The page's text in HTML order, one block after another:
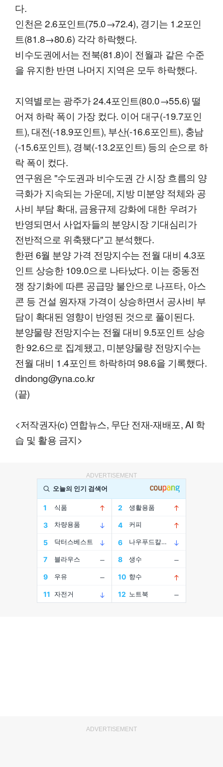
다.
인천은 2.6포인트(75.0→72.4), 경기는 1.2포인
트(81.8→80.6) 각각 하락했다.
비수도권에서는 전북(81.8)이 전월과 같은 수준
을 유지한 반면 나머지 지역은 모두 하락했다.
지역별로는 광주가 24.4포인트(80.0→55.6) 떨
어져 하락 폭이 가장 컸다. 이어 대구(-19.7포인
트), 대전(-18.9포인트), 부산(-16.6포인트), 충남
(-15.6포인트), 경북(-13.2포인트) 등의 순으로 하
락 폭이 컸다.
연구원은 "수도권과 비수도권 간 시장 흐름의 양
극화가 지속되는 가운데, 지방 미분양 적체와 공
사비 부담 확대, 금융규제 강화에 대한 우려가
반영되면서 사업자들의 분양시장 기대심리가
전반적으로 위축됐다"고 분석했다.
한편 6월 분양 가격 전망지수는 전월 대비 4.3포
인트 상승한 109.0으로 나타났다. 이는 중동전
쟁 장기화에 따른 공급망 불안으로 나프타, 아스
콘 등 건설 원자재 가격이 상승하면서 공사비 부
담이 확대된 영향이 반영된 것으로 풀이된다.
분양물량 전망지수는 전월 대비 9.5포인트 상승
한 92.6으로 집계됐고, 미분양물량 전망지수는
전월 대비 1.4포인트 하락하며 98.6을 기록했다.
dindong@yna.co.kr
(끝)
<저작권자(c) 연합뉴스, 무단 전재-재배포, AI 학
습 및 활용 금지>
ADVERTISEMENT
ADVERTISEMENT